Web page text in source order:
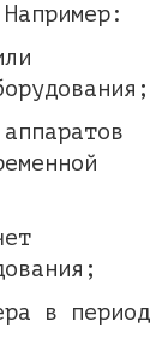
в период